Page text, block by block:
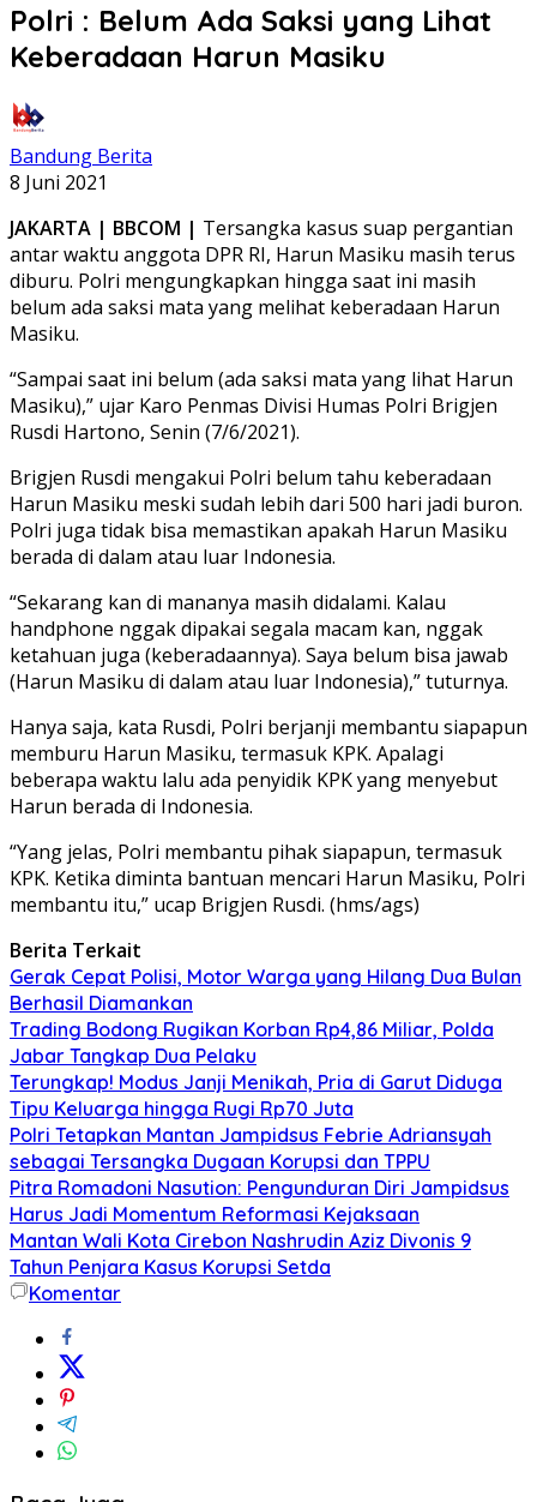
Polri : Belum Ada Saksi yang Lihat
Keberadaan Harun Masiku
Bandung Berita
8 Juni 2021
JAKARTA | BBCOM | Tersangka kasus suap pergantian
antar waktu anggota DPR RI, Harun Masiku masih terus
diburu. Polri mengungkapkan hingga saat ini masih
belum ada saksi mata yang melihat keberadaan Harun
Masiku.
“Sampai saat ini belum (ada saksi mata yang lihat Harun
Masiku),” ujar Karo Penmas Divisi Humas Polri Brigjen
Rusdi Hartono, Senin (7/6/2021).
Brigjen Rusdi mengakui Polri belum tahu keberadaan
Harun Masiku meski sudah lebih dari 500 hari jadi buron.
Polri juga tidak bisa memastikan apakah Harun Masiku
berada di dalam atau luar Indonesia.
“Sekarang kan di mananya masih didalami. Kalau
handphone nggak dipakai segala macam kan, nggak
ketahuan juga (keberadaannya). Saya belum bisa jawab
(Harun Masiku di dalam atau luar Indonesia),” tuturnya.
Hanya saja, kata Rusdi, Polri berjanji membantu siapapun
memburu Harun Masiku, termasuk KPK. Apalagi
beberapa waktu lalu ada penyidik KPK yang menyebut
Harun berada di Indonesia.
“Yang jelas, Polri membantu pihak siapapun, termasuk
KPK. Ketika diminta bantuan mencari Harun Masiku, Polri
membantu itu,” ucap Brigjen Rusdi. (hms/ags)
Berita Terkait
Gerak Cepat Polisi, Motor Warga yang Hilang Dua Bulan
Berhasil Diamankan
Trading Bodong Rugikan Korban Rp4,86 Miliar, Polda
Jabar Tangkap Dua Pelaku
Terungkap! Modus Janji Menikah, Pria di Garut Diduga
Tipu Keluarga hingga Rugi Rp70 Juta
Polri Tetapkan Mantan Jampidsus Febrie Adriansyah
sebagai Tersangka Dugaan Korupsi dan TPPU
Pitra Romadoni Nasution: Pengunduran Diri Jampidsus
Harus Jadi Momentum Reformasi Kejaksaan
Mantan Wali Kota Cirebon Nashrudin Aziz Divonis 9
Tahun Penjara Kasus Korupsi Setda
Komentar